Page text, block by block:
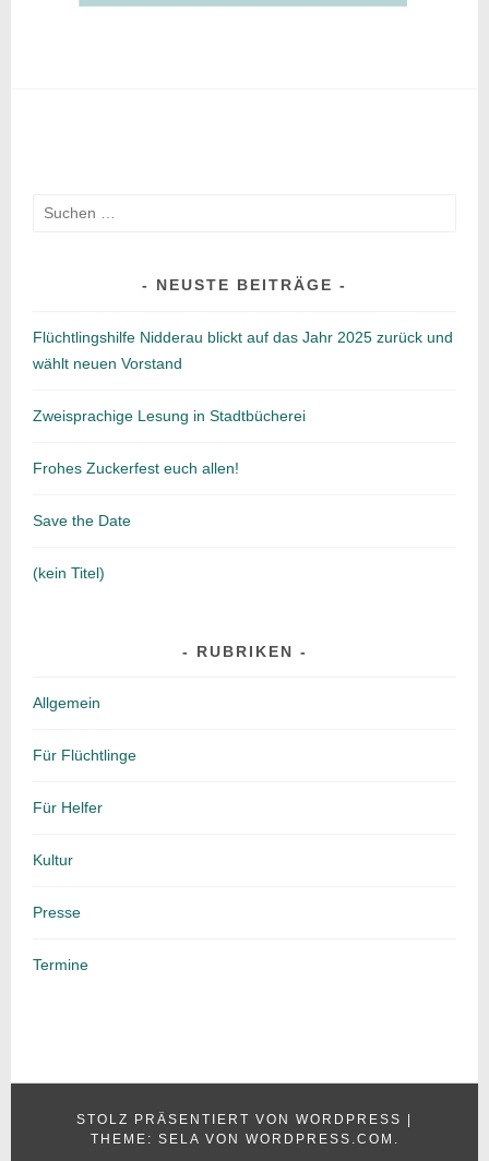
Suche
NEUSTE BEITRÄGE
Flüchtlingshilfe Nidderau blickt auf das Jahr 2025 zurück und
wählt neuen Vorstand
Zweisprachige Lesung in Stadtbücherei
Frohes Zuckerfest euch allen!
Save the Date
(kein Titel)
RUBRIKEN
Allgemein
Für Flüchtlinge
Für Helfer
Kultur
Presse
Termine
STOLZ PRÄSENTIERT VON WORDPRESS
THEME: SELA VON WORDPRESS.COM .